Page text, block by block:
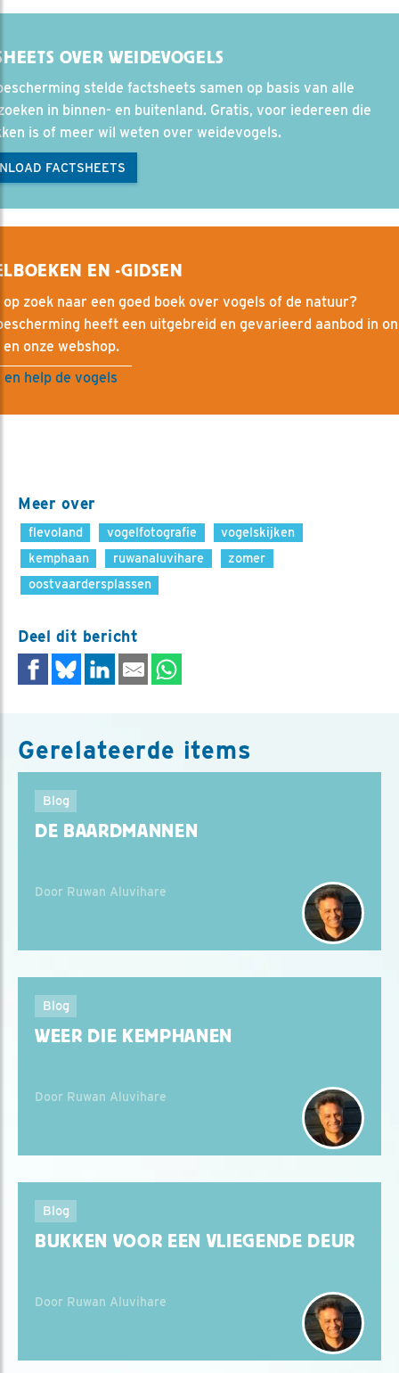
OVER WEIDEVOGELS
stelde factsheets samen op basis van alle
in binnen- en buitenland. Gratis, voor iedereen die
is of meer wil weten over weidevogels.
FACTSHEETS
EN -GIDSEN
op zoek naar een goed boek over vogels of de natuur?
heeft een uitgebreid en gevarieerd aanbod in
onze webshop.
help de vogels
Meer over
flevoland vogelfotografie
vogelskijken
kemphaan
ruwanaluvihare
zomer
oostvaardersplassen
Deel dit bericht
Gerelateerde items
Blog
DE BAARDMANNEN
Door Ruwan Aluvihare
Blog
WEER DIE KEMPHANEN
Door Ruwan Aluvihare
Blog
BUKKEN VOOR EEN VLIEGENDE DEUR
Door Ruwan Aluvihare